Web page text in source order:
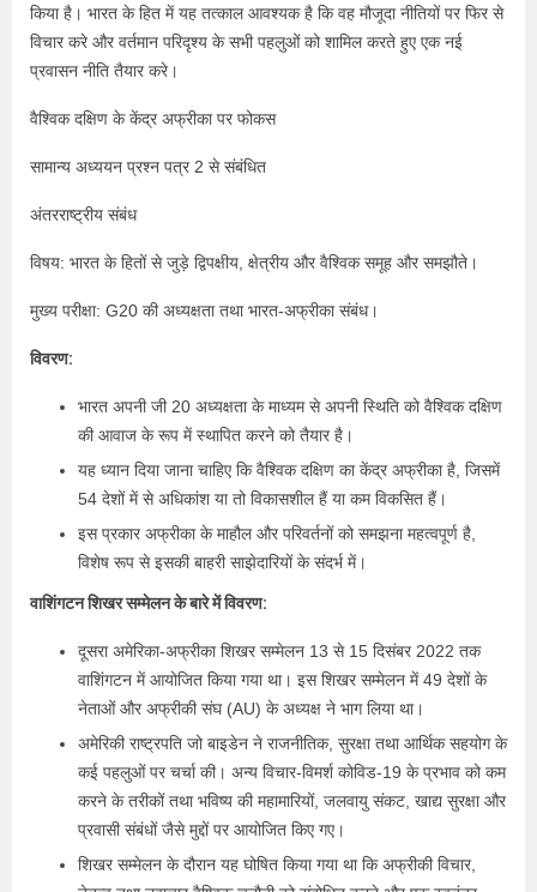
किया है। भारत के हित में यह तत्काल आवश्यक है कि वह मौजूदा नीतियों पर फिर से
विचार करे और वर्तमान परिदृश्य के सभी पहलुओं को शामिल करते हुए एक नई
प्रवासन नीति तैयार करे।
वैश्विक दक्षिण के केंद्र अफ्रीका पर फोकस
सामान्य अध्ययन प्रश्न पत्र 2 से संबंधित
अंतरराष्ट्रीय संबंध
विषय: भारत के हितों से जुड़े द्विपक्षीय, क्षेत्रीय और वैश्विक समूह और समझौते।
मुख्य परीक्षा: G20 की अध्यक्षता तथा भारत-अफ्रीका संबंध।
विवरण:
भारत अपनी जी 20 अध्यक्षता के माध्यम से अपनी स्थिति को वैश्विक दक्षिण
की आवाज के रूप में स्थापित करने को तैयार है।
यह ध्यान दिया जाना चाहिए कि वैश्विक दक्षिण का केंद्र अफ्रीका है, जिसमें
54 देशों में से अधिकांश या तो विकासशील हैं या कम विकसित हैं।
इस प्रकार अफ्रीका के माहौल और परिवर्तनों को समझना महत्वपूर्ण है,
विशेष रूप से इसकी बाहरी साझेदारियों के संदर्भ में।
वाशिंगटन शिखर सम्मेलन के बारे में विवरण:
दूसरा अमेरिका-अफ्रीका शिखर सम्मेलन 13 से 15 दिसंबर 2022 तक
वाशिंगटन में आयोजित किया गया था। इस शिखर सम्मेलन में 49 देशों के
नेताओं और अफ्रीकी संघ (AU) के अध्यक्ष ने भाग लिया था।
अमेरिकी राष्ट्रपति जो बाइडेन ने राजनीतिक, सुरक्षा तथा आर्थिक सहयोग के
कई पहलुओं पर चर्चा की। अन्य विचार-विमर्श कोविड-19 के प्रभाव को कम
करने के तरीकों तथा भविष्य की महामारियों, जलवायु संकट, खाद्य सुरक्षा और
प्रवासी संबंधों जैसे मुद्दों पर आयोजित किए गए।
शिखर सम्मेलन के दौरान यह घोषित किया गया था कि अफ्रीकी विचार,